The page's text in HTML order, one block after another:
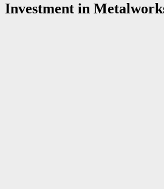
Investment in